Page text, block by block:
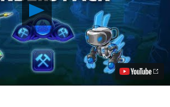
Reproduzir
Brawlhalla
Founders
Pack
Disponível
1°
de
Agosto,